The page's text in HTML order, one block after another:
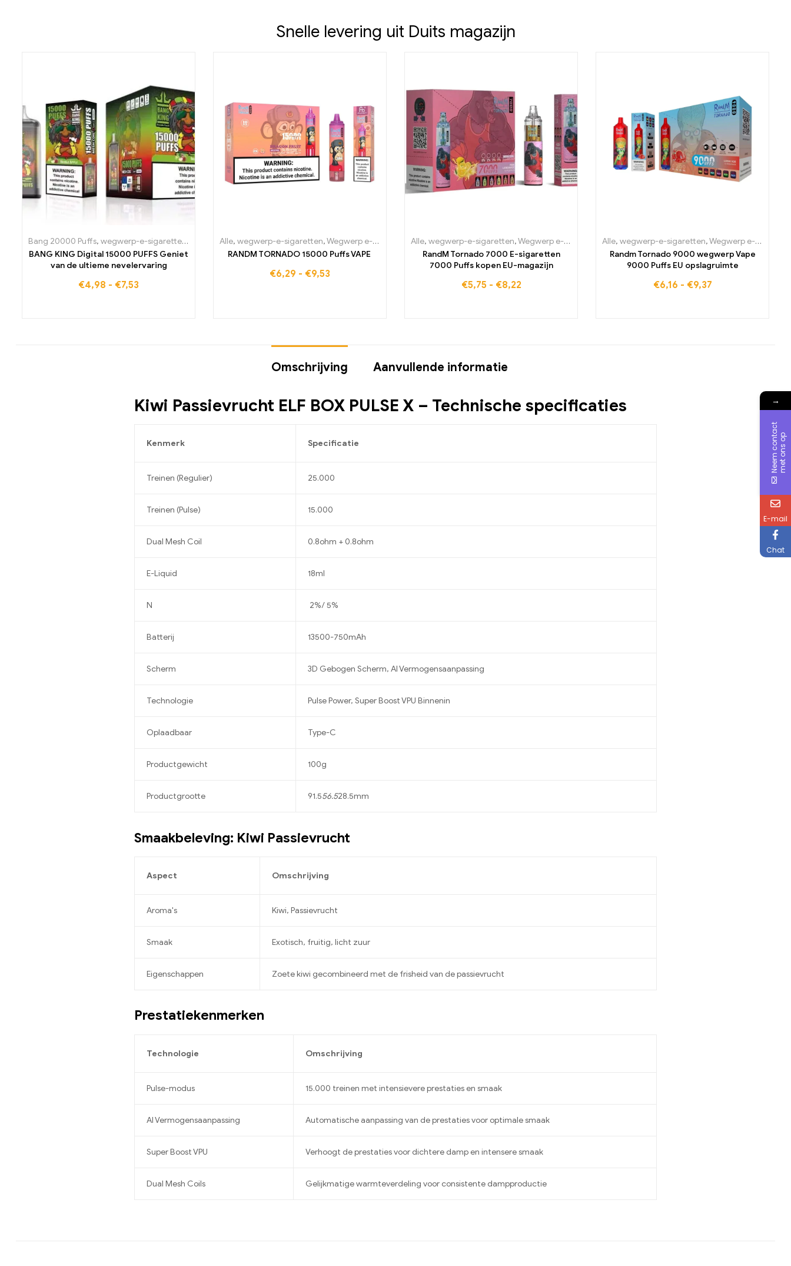
Snelle levering uit Duits magazijn
Bang 20000 Puffs, wegwerp-e-sigaretten , wegwerp-e-sigaretten Portugal,wegwerp-e-sigaretten Zweden,wegwerp-e-sigaretten Slowakije
BANG KING Digital 15000 PUFFS Geniet
van de ultieme nevelervaring
€4,98 - €7,53
Alle, wegwerp-e-sigaretten,Wegwerp e-sigaretten België ,Wegwerp e-sigaretten Bulgarije,Wegwerp e-sigaretten Denemarken,wegwerp-e-sigaretten
RANDM TORNADO 15000 Puffs VAPE
€6,29 - €9,53
Alle, wegwerp-e-sigaretten,Wegwerp e-sigaretten België ,Wegwerp e-sigaretten Bulgarije,
RandM Tornado 7000 E-sigaretten
7000 Puffs kopen EU-magazijn
€5,75 - €8,22
Alle, wegwerp-e-sigaretten,Wegwerp e-sigaretten België
Randm Tornado 9000 wegwerp Vape
9000 Puffs EU opslagruimte
€6,16 - €9,37
Omschrijving Aanvullende informatie
Kiwi Passievrucht ELF BOX PULSE X – Technische specificaties
Kenmerk Specificatie
Treinen (Regulier) 25.000
Treinen (Pulse) 15.000
Dual Mesh Coil 0.8ohm + 0.8ohm
E-Liquid 18ml
N 2%/ 5%
Batterij 13500-750mAh
Scherm 3D Gebogen Scherm, AI Vermogensaanpassing
Technologie Pulse Power, Super Boost VPU Binnenin
Oplaadbaar Type-C
Productgewicht 100g
Productgrootte 91.556.528.5mm
Smaakbeleving: Kiwi Passievrucht
Aspect Omschrijving
Aroma's Kiwi, Passievrucht
Smaak Exotisch, fruitig, licht zuur
Eigenschappen Zoete kiwi gecombineerd met de frisheid van de passievrucht
Prestatiekenmerken
Technologie Omschrijving
Pulse-modus 15.000 treinen met intensievere prestaties en smaak
AI Vermogensaanpassing Automatische aanpassing van de prestaties voor optimale smaak
Super Boost VPU Verhoogt de prestaties voor dichtere damp en intensere smaak
Dual Mesh Coils Gelijkmatige warmteverdeling voor consistente dampproductie
→
N
e
e
m
c
o
n
t
a
c
t
m
e
t
o
n
s
op
E-mail
Chat